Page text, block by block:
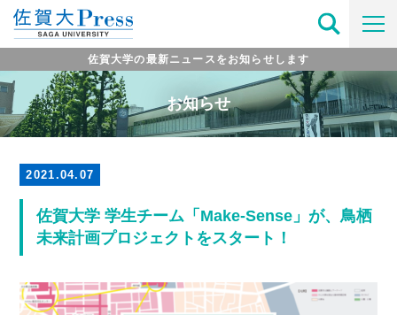
佐賀大学の最新ニュースをお知らせします
お知らせ
2021.04.07
佐賀大学 学生チーム「Make-Sense」が、鳥栖
未来計画プロジェクトをスタート！